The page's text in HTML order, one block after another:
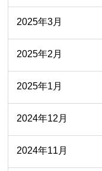
2025年3月
2025年2月
2025年1月
2024年12月
2024年11月